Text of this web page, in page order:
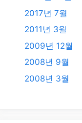
카테고리
AI
All
Etc.
IT